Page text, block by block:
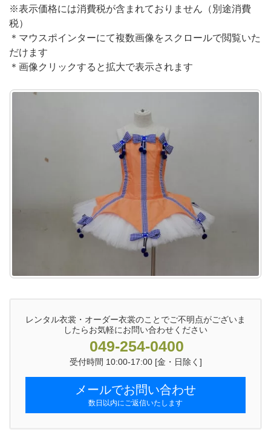
※表示価格には消費税が含まれておりません（別途消費
税）
＊マウスポインターにて複数画像をスクロールで閲覧いた
だけます
＊画像クリックすると拡大で表示されます
レンタル衣裳・オーダー衣裳のことでご不明点がございま
したらお気軽にお問い合わせください
049-254-0400
受付時間 10:00-17:00 [金・日除く]
メールでお問い合わせ
数日以内にご返信いたします